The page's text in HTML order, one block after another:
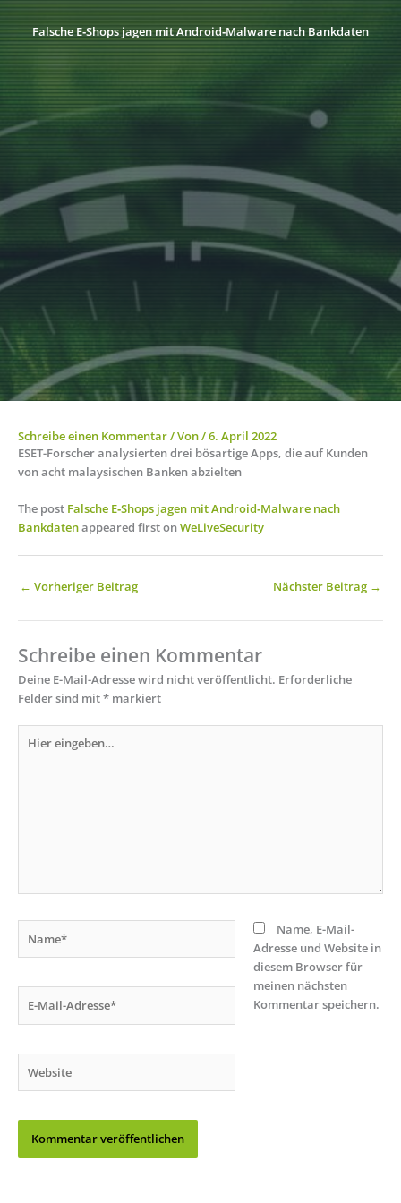
Falsche E‑Shops jagen mit Android‑Malware nach Bankdaten
Schreibe einen Kommentar/ Von/6. April 2022
ESET-Forscher analysierten drei bösartige Apps, die auf Kunden
von acht malaysischen Banken abzielten
The post Falsche E‑Shops jagen mit Android‑Malware nach
Bankdatenappeared first onWeLiveSecurity
← Vorheriger Beitrag Nächster Beitrag →
Schreibe einen Kommentar
Deine E-Mail-Adresse wird nicht veröffentlicht. Erforderliche
Felder sind mit* markiert
eingeben…
Mail-
Name, E-Mail-
Adresse und Website in
diesem Browser für
meinen nächsten
Kommentar speichern.